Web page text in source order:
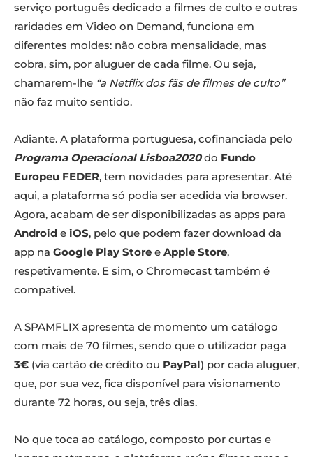
serviço português dedicado a filmes de culto e outras
raridades em Video on Demand, funciona em
diferentes moldes: não cobra mensalidade, mas
cobra, sim, por aluguer de cada filme. Ou seja,
chamarem-lhe “a Netflix dos fãs de filmes de culto”
não faz muito sentido.
Adiante. A plataforma portuguesa, cofinanciada pelo
Programa Operacional Lisboa2020do Fundo
Europeu FEDER, tem novidades para apresentar. Até
aqui, a plataforma só podia ser acedida via browser.
Agora, acabam de ser disponibilizadas as apps para
Android e iOS, pelo que podem fazer download da
app na Google Play Store e Apple Store,
respetivamente. E sim, o Chromecast também é
compatível.
A SPAMFLIX apresenta de momento um catálogo
com mais de 70 filmes, sendo que o utilizador paga
3€ (via cartão de crédito ou PayPal) por cada aluguer,
que, por sua vez, fica disponível para visionamento
durante 72 horas, ou seja, três dias.
No que toca ao catálogo, composto por curtas e